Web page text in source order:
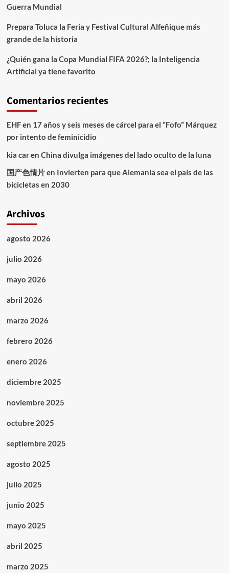
Guerra Mundial
Prepara Toluca la Feria y Festival Cultural Alfeñique más
grande de la historia
¿Quién gana la Copa Mundial FIFA 2026?; la Inteligencia
Artificial ya tiene favorito
Comentarios recientes
EHFen 17 años y seis meses de cárcel para el “Fofo” Márquez
por intento de feminicidio
kia caren China divulga imágenes del lado oculto de la luna
国产色情片en Invierten para que Alemania sea el país de las
bicicletas en 2030
Archivos
agosto 2026
julio 2026
mayo 2026
abril 2026
marzo 2026
febrero 2026
enero 2026
diciembre 2025
noviembre 2025
octubre 2025
septiembre 2025
agosto 2025
julio 2025
junio 2025
mayo 2025
abril 2025
marzo 2025